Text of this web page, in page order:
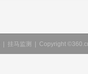
挂马监测 Copyright